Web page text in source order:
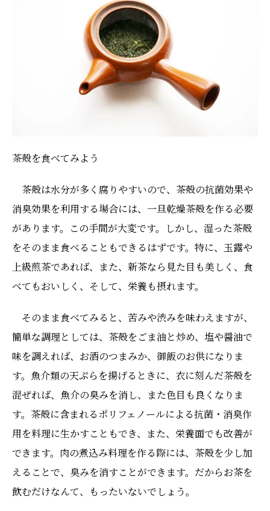
茶殻を食べてみよう
茶殻は水分が多く腐りやすいので、茶殻の抗菌効果や
消臭効果を利用する場合には、一旦乾燥茶殻を作る必要
があります。この手間が大変です。しかし、湿った茶殻
をそのまま食べることもできるはずです。特に、玉露や
上級煎茶であれば、また、新茶なら見た目も美しく、食
べてもおいしく、そして、栄養も摂れます。
そのまま食べてみると、苦みや渋みを味わえますが、
簡単な調理としては、茶殻をごま油と炒め、塩や醤油で
味を調えれば、お酒のつまみか、御飯のお供になりま
す。魚介類の天ぷらを揚げるときに、衣に刻んだ茶殻を
混ぜれば、魚介の臭みを消し、また色目も良くなりま
す。茶殻に含まれるポリフェノールによる抗菌・消臭作
用を料理に生かすこともでき、また、栄養面でも改善が
できます。肉の煮込み料理を作る際には、茶殻を少し加
えることで、臭みを消すことができます。だからお茶を
飲むだけなんて、もったいないでしょう。